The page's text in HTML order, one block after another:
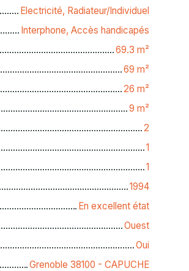
Electricité, Radiateur/Individuel
Interphone, Accès handicapés
69.3 m²
69 m²
26 m²
9 m²
2
1
1
1994
En excellent état
Ouest
Oui
Grenoble 38100 - CAPUCHE